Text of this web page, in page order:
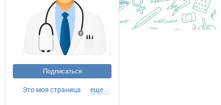
Подписаться
Это моя страница еще...